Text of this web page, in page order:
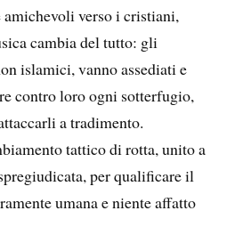
amichevoli verso i cristiani,
cambia del tutto: gli
islamici, vanno assediati e
contro loro ogni sotterfugio,
a tradimento.
tattico di rotta, unito a
per qualificare il
umana e niente affatto